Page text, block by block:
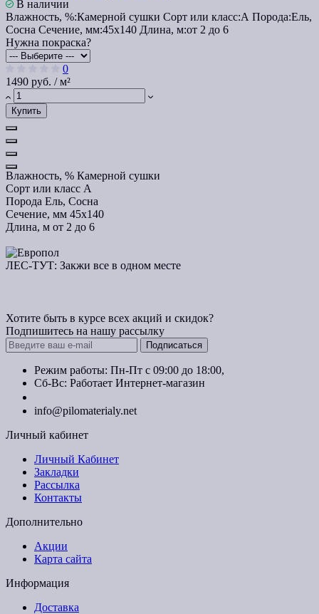
В наличии
Влажность, %:Камерной сушки Сорт или класс:А Порода:Ель,
Сосна Сечение, мм:45x140 Длина, м:от 2 до 6
Нужна покраска?
0
1490 руб. / м²
Купить
Влажность, % Камерной сушки
Сорт или класс А
Порода Ель, Сосна
Сечение, мм 45x140
Длина, м от 2 до 6
ЛЕС-ТУТ: Закжи все в одном месте
Хотите быть в курсе всех акций и скидок?
Подпишитесь на нашу рассылку
Подписаться
Режим работы: Пн-Пт с 09:00 до 18:00,
Сб-Вс: Работает Интернет-магазин
info@pilomaterialy.net
Личный кабинет
Личный Кабинет
Закладки
Рассылка
Контакты
Дополнительно
Акции
Карта сайта
Информация
Доставка